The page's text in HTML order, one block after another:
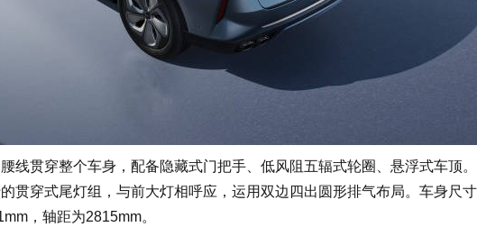
贯穿整个车身，配备隐藏式门把手、低风阻五辐式轮圈、悬浮式车顶
贯穿式尾灯组，与前大灯相呼应，运用双边四出圆形排气布局。车身尺
，轴距为2815mm。